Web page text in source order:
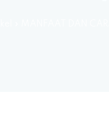
MANFAAT DAN